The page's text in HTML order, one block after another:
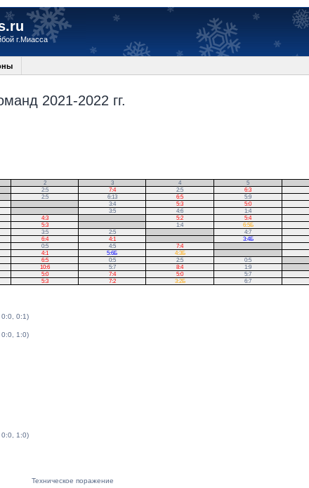
г.Миасса
2021-2022 гг.
2 3 4 5
2:5 7:4 2:5 6:3
2:5 6:13 6:5 5:9
3:4 5:3 5:0
3:5 4:6 1:4
4:3 5:2 5:4
5:3 1:4 6:5Б
3:5 2:5 4:7
6:4 4:1 3:4Б
0:5 4:5 7:4
4:1 5:6Б 4:3Б
6:5 0:5 2:5 0:5
10:6 5:7 8:4 1:9
5:0 7:4 5:0 5:7
5:3 7:2 3:2Б 6:7
0:1)
1:0)
1:0)
Техническое поражение